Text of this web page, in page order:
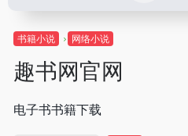
书籍小说 网络小说
趣书网官网
电子书书籍下载